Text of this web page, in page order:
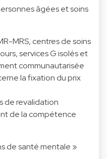
âgées et soins
MRS, centres de soins
services G isolés et
communautarisée
la fixation du prix
de revalidation
de la compétence
de santé mentale »